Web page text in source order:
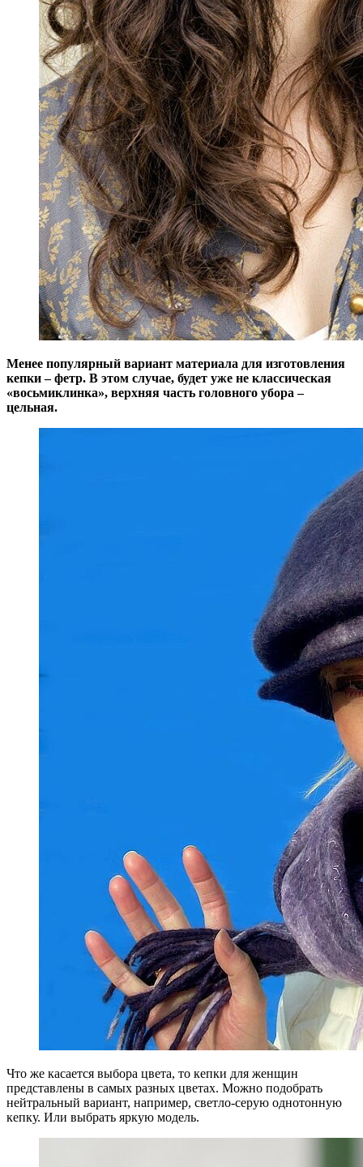
Менее популярный вариант материала для изготовления
кепки – фетр. В этом случае, будет уже не классическая
«восьмиклинка», верхняя часть головного убора –
цельная.
Что же касается выбора цвета, то кепки для женщин
представлены в самых разных цветах. Можно подобрать
нейтральный вариант, например, светло-серую однотонную
кепку. Или выбрать яркую модель.